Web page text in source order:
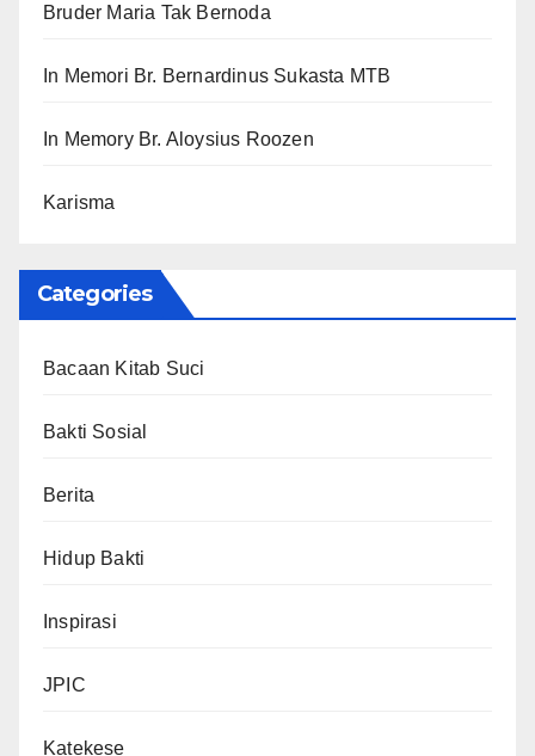
Bruder Maria Tak Bernoda
In Memori Br. Bernardinus Sukasta MTB
In Memory Br. Aloysius Roozen
Karisma
Categories
Bacaan Kitab Suci
Bakti Sosial
Berita
Hidup Bakti
Inspirasi
JPIC
Katekese